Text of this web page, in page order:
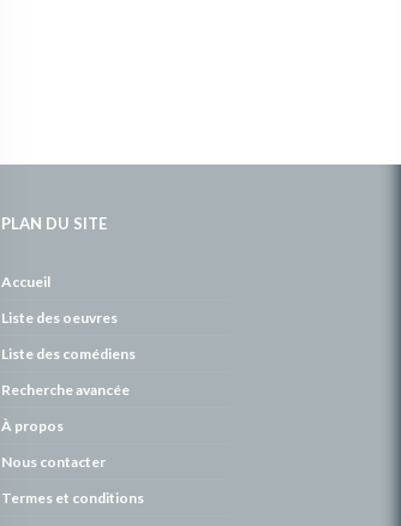
PLAN DU SITE
Accueil
Liste des oeuvres
Liste des comédiens
Recherche avancée
À propos
Nous contacter
Termes et conditions